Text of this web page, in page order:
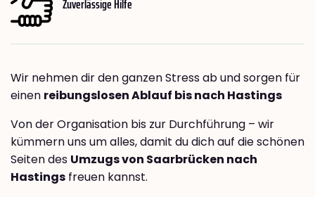
Zuverlässige Hilfe
Wir nehmen dir den ganzen Stress ab und sorgen für
einen reibungslosen Ablauf bis nach Hastings
Von der Organisation bis zur Durchführung – wir
kümmern uns um alles, damit du dich auf die schönen
Seiten des Umzugs von Saarbrücken nach
Hastings freuen kannst.